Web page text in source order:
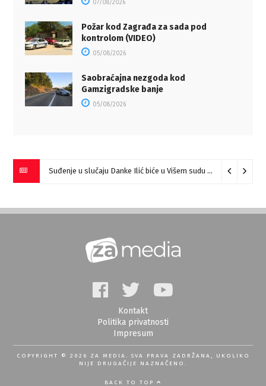
07/08/2026
Požar kod Zagrađa za sada pod
kontrolom (VIDEO)
05/08/2026
Saobraćajna nezgoda kod
Gamzigradske banje
05/08/2026
Suđenje u slučaju Danke Ilić biće u Višem sudu u Negotinu?
Kontakt
Politika privatnosti
Impresum
COPYRIGHT © 2026 ZA MEDIA. SVA PRAVA ZADRŽANA, UKOLIKO
NIJE DRUGAČIJE NAZNAČENO.
BACK TO TOP